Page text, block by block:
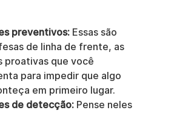
preventivos: Essas são
de linha de frente, as
proativas que você
para impedir que algo
em primeiro lugar.
de detecção: Pense neles